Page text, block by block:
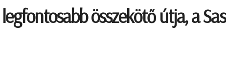
összekötő útja, a Sas